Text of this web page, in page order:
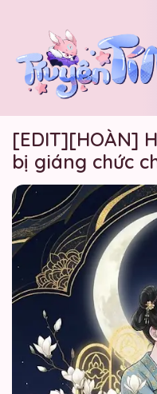
[EDIT][HOÀN]
bị giáng chức